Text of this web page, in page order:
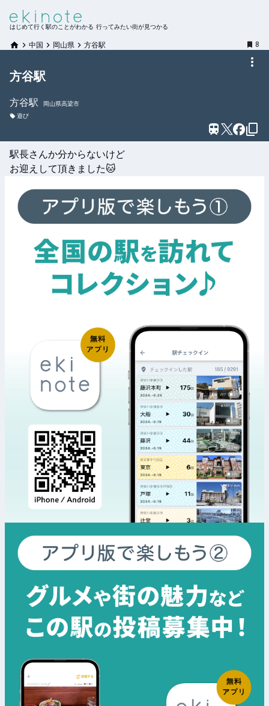
はじめて行く駅のことがわかる 行ってみたい街が見つかる
中国 岡山県 方谷駅 8
方谷駅
方谷駅
岡山県高梁市
遊び
駅長さんか分からないけど
お迎えして頂きました🐱